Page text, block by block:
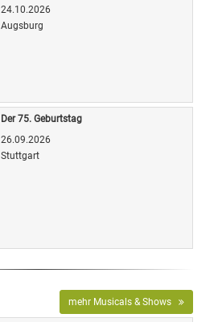
24.10.2026
Augsburg
Der 75. Geburtstag
26.09.2026
Stuttgart
mehr Musicals & Shows